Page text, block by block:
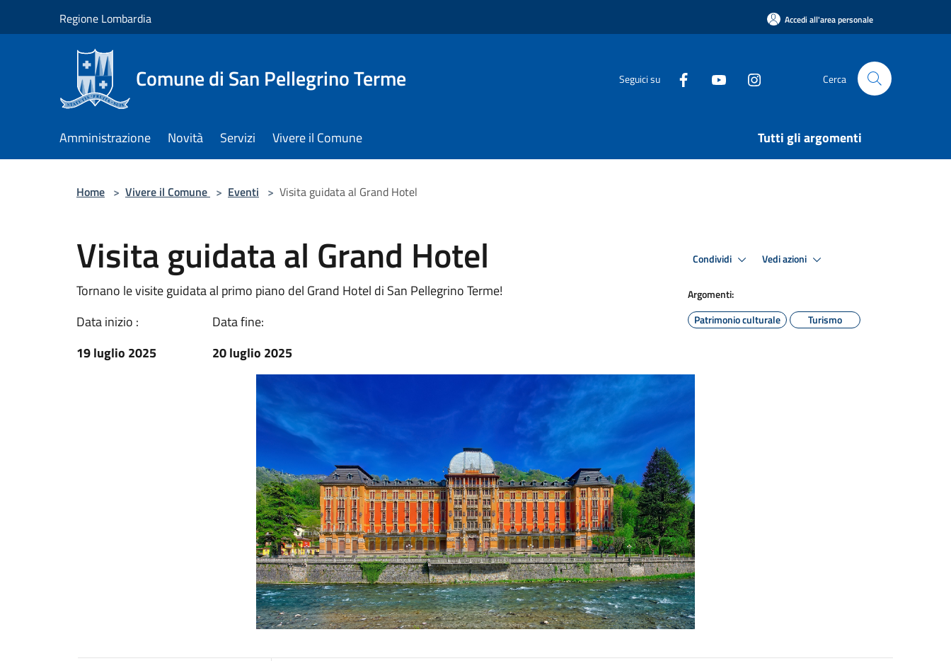
Regione Lombardia Accedi all'area personale
Comune di San Pellegrino Terme Seguici su Cerca
Amministrazione Novità Servizi Vivere il Comune Tutti gli argomenti
Home > Vivere il Comune > Eventi > Visita guidata al Grand Hotel
Visita guidata al Grand Hotel
Tornano le visite guidata al primo piano del Grand Hotel di San Pellegrino Terme!
Data inizio :
19 luglio 2025
Data fine:
20 luglio 2025
Condividi Vedi azioni
Argomenti:
Patrimonio culturale
Turismo